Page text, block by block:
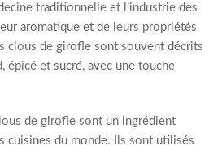
traditionnelle et l’industrie des
aromatique et de leurs propriétés
clous de girofle sont souvent décrits
épicé et sucré, avec une touche
de girofle sont un ingrédient
cuisines du monde.
Ils sont utilisés